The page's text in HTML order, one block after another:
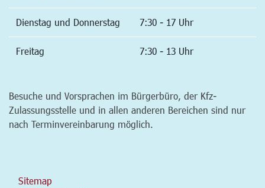
Dienstag und Donnerstag 7:30 - 17 Uhr
Freitag 7:30 - 13 Uhr
Besuche und Vorsprachen im Bürgerbüro, der Kfz-
Zulassungsstelle und in allen anderen Bereichen sind nur
nach Terminvereinbarung möglich.
Sitemap